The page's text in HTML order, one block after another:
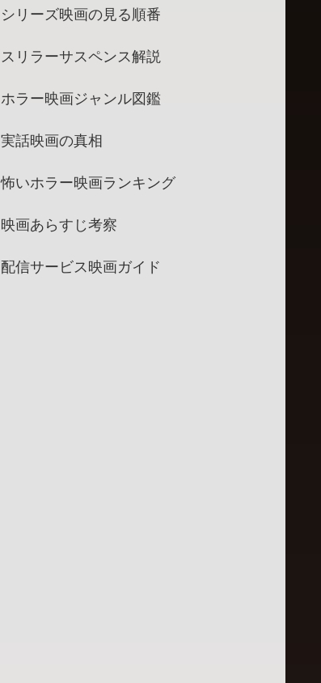
シリーズ映画の見る順番
スリラーサスペンス解説
ホラー映画ジャンル図鑑
実話映画の真相
怖いホラー映画ランキング
映画あらすじ考察
配信サービス映画ガイド